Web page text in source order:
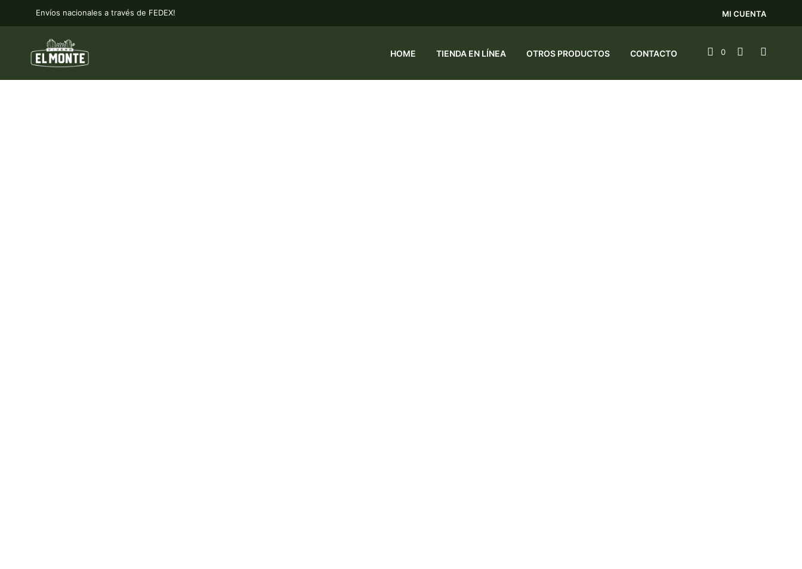
Envíos nacionales a través de FEDEX! MI CUENTA
HOME TIENDA EN LÍNEA OTROS PRODUCTOS CONTACTO 0